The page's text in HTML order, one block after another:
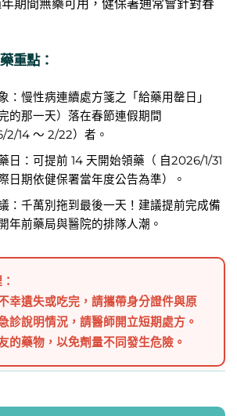
期間無藥可用，健保署通常會針對春
重點：
：慢性病連續處方箋之「給藥用罄日」
完的那一天）落在春節連假期間
2/14 ～ 2/22）者。
日：可提前 14 天開始領藥（ 自2026/1/31
日期依健保署當年度公告為準）。
：千萬別拖到最後一天！建議提前完成備
年前藥局與醫院的排隊人潮。
幸遺失或吃完，請攜帶身分證件與原
診說明情況，請醫師開立短期處方。
的藥物，以免劑量不同發生危險。